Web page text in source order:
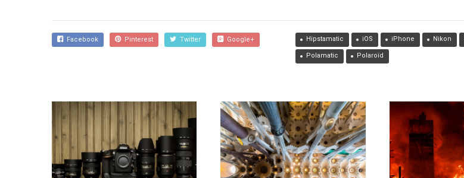
Facebook Pinterest Twitter Google+ Hipstamatic iOS iPhone Nikon
Polamatic Polaroïd